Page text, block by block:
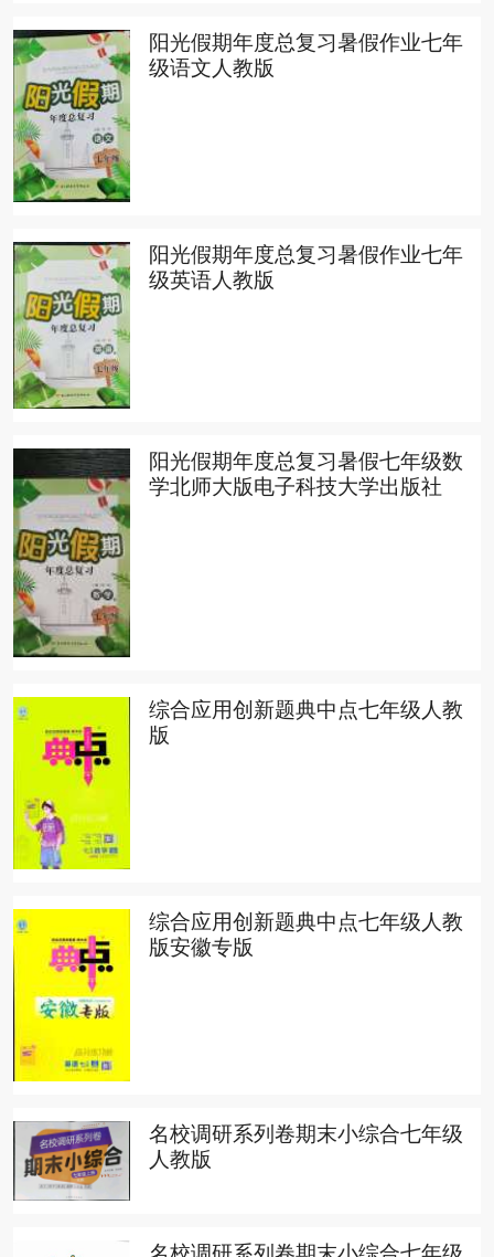
阳光假期年度总复习暑假作业七年
级语文人教版
阳光假期年度总复习暑假作业七年
级英语人教版
阳光假期年度总复习暑假七年级数
学北师大版电子科技大学出版社
综合应用创新题典中点七年级人教
版
综合应用创新题典中点七年级人教
版安徽专版
名校调研系列卷期末小综合七年级
人教版